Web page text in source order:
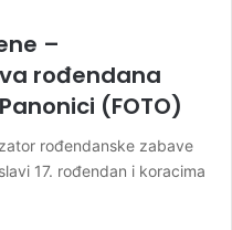
–
rođendana
(FOTO)
rođendanske zabave
17. rođendan i koracima